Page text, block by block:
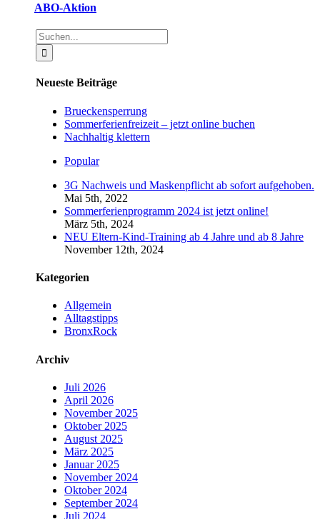
ABO-Aktion
Suche
nach:
Neueste Beiträge
Brueckensperrung
Sommerferienfreizeit – jetzt online buchen
Nachhaltig klettern
Popular
3G Nachweis und Maskenpflicht ab sofort aufgehoben.
Mai 5th, 2022
Sommerferienprogramm 2024 ist jetzt online!
März 5th, 2024
NEU Eltern-Kind-Training ab 4 Jahre und ab 8 Jahre
November 12th, 2024
Kategorien
Allgemein
Alltagstipps
BronxRock
Archiv
Juli 2026
April 2026
November 2025
Oktober 2025
August 2025
März 2025
Januar 2025
November 2024
Oktober 2024
September 2024
Juli 2024